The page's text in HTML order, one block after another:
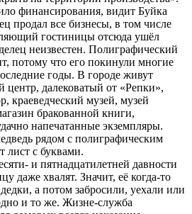
финансирования, видит Буйка
продал все бизнесы, в том числе
гостиницы отсюда ушёл
неизвестен. Полиграфический
потому что его покинули многие
годы. В городе живут
центр, далековатый от «Репки»,
краеведческий музей, музей
бракованной книги,
напечатанные экземпляры.
рядом с полиграфическим
лист с буквами.
и пятнадцатилетней давности
даже хвалят. Значит, её когда-то
а потом забросили, уехали или
и то же. Жизне-служба